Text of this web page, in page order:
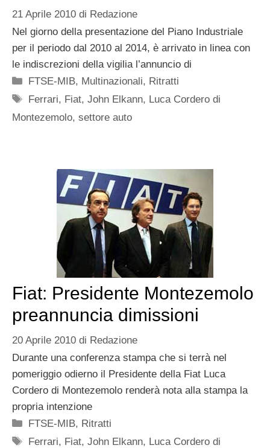
21 Aprile 2010 di Redazione
Nel giorno della presentazione del Piano Industriale
per il periodo dal 2010 al 2014, è arrivato in linea con
le indiscrezioni della vigilia l’annuncio di
Categorie
FTSE-MIB, Multinazionali, Ritratti
Tag
Ferrari, Fiat,John Elkann, Luca Cordero di
Montezemolo, settore auto
Fiat: Presidente Montezemolo
preannuncia dimissioni
20 Aprile 2010 di Redazione
Durante una conferenza stampa che si terrà nel
pomeriggio odierno il Presidente della Fiat Luca
Cordero di Montezemolo renderà nota alla stampa la
propria intenzione
Categorie
FTSE-MIB, Ritratti
Tag
Ferrari, Fiat,John Elkann, Luca Cordero di